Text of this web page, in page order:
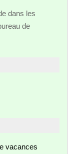
dans les
de
vacances